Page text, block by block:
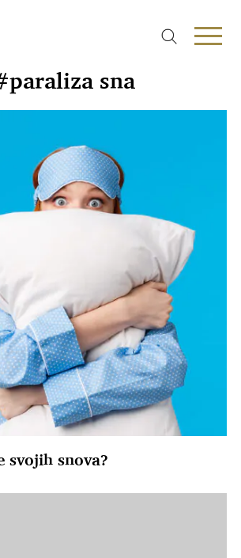
sna
svojih snova?